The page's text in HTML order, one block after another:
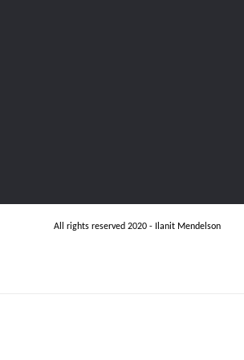
All rights reserved 2020 - Ilanit Mendelson